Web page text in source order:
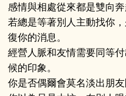
感情與相處從來都是雙向奔
若總是等著別人主動找你
復你的消息。
經營人脈和友情需要同等
候的印象。
你是否偶爾會莫名淡出朋友